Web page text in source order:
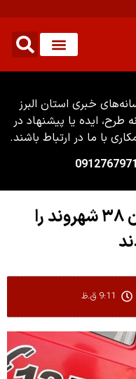
خبری استان البرز
ایده یا پیشنهاد در
با ما در ارتباط باشند.
آتش‌نشانان کرجی جان ۳۸ شهروند را
9:11 ق.ظ